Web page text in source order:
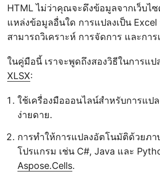
HTML ไม่ว่าคุณจะดึงข้อมูลจากเว็บไ
แหล่งข้อมูลอื่นใด การแปลงเป็น Excel
สามารถวิเคราะห์ การจัดการ และกา
ในคู่มือนี้ เราจะพูดถึงสองวิธีในการแป
XLSX:
ใช้เครื่องมือออนไลน์สำหรับการแป
ง่ายดาย.
การทำให้การแปลงอัตโนมัติด้วยภา
โปรแกรม เช่น C#, Java และ
Aspose.Cells.